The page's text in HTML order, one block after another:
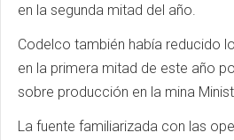
en la segunda mitad del año.
Codelco también había reducido
en la primera mitad de este año
sobre producción en la mina
La fuente familiarizada con las